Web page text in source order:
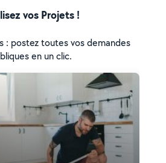
vos Projets !
: postez toutes vos demandes
en un clic.